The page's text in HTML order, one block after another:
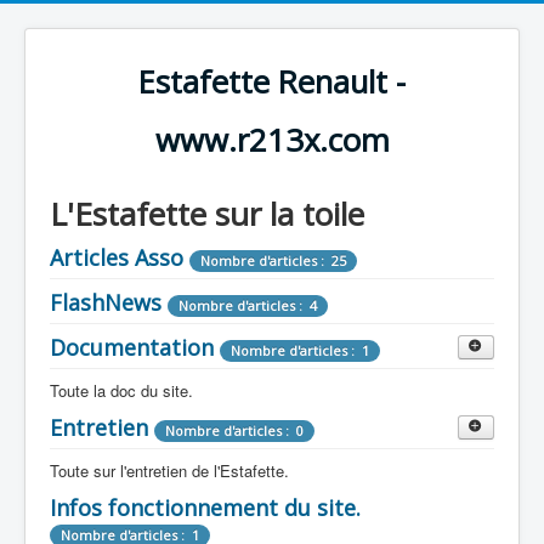
Estafette Renault -
www.r213x.com
L'Estafette sur la toile
Articles Asso Nombre d'articles : 25
FlashNews Nombre d'articles : 4
Documentation Nombre d'articles : 1
Toute la doc du site.
Revue de Presse Nombre d'articles : 9
Tous les articles que l'on a vu sur l'estafette !
Camping Car Nombre d'articles : 3
Entretien Nombre d'articles : 0
Toute sur l'entretien de l'Estafette.
Mécanique Nombre d'articles : 0
Infos fonctionnement du site.
Nombre d'articles : 1